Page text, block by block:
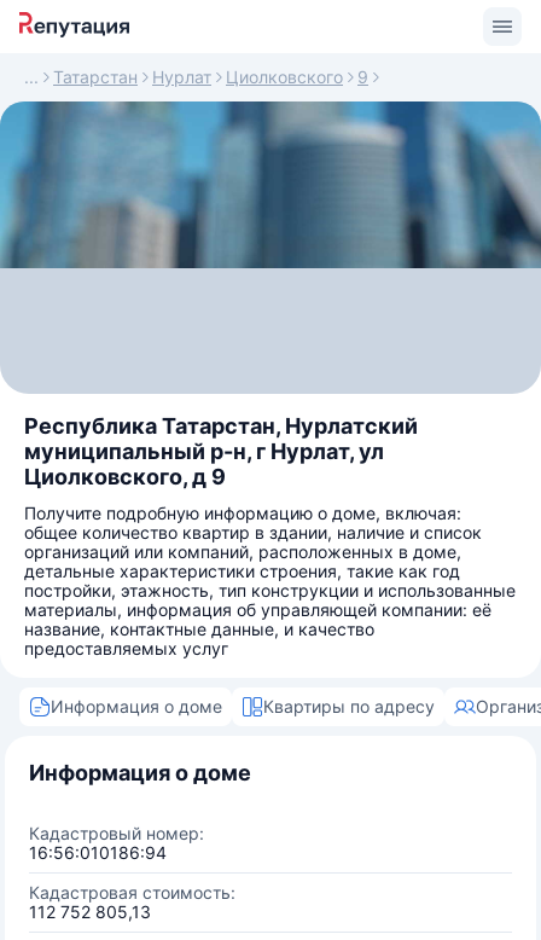
Татарстан Нурлат Циолковского 9
Республика Татарстан, Нурлатский
муниципальный р-н, г Нурлат, ул
Циолковского, д 9
Получите подробную информацию о доме, включая:
общее количество квартир в здании, наличие и список
организаций или компаний, расположенных в доме,
детальные характеристики строения, такие как год
постройки, этажность, тип конструкции и использованные
материалы, информация об управляющей компании: её
название, контактные данные, и качество
предоставляемых услуг
Информация о доме Квартиры по адресу
Информация о доме
Кадастровый номер:
16:56:010186:94
Кадастровая стоимость:
112 752 805,13